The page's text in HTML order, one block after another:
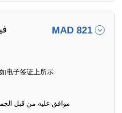
MAD 821
电子签证上所示
موافق عليه من قبل الجمعة,